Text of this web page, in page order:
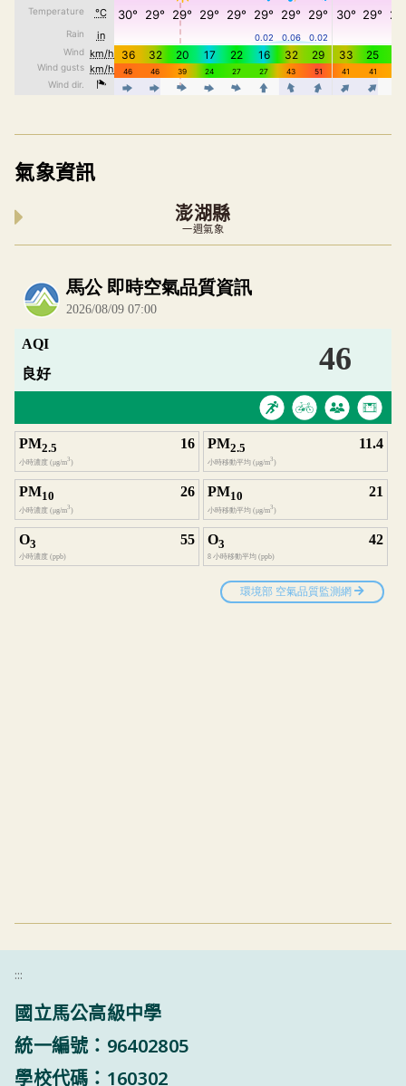
氣象資訊
澎湖縣
一週氣象
內嵌空氣品質小工具為視覺預覽，完整即時空
:::
國立馬公高級中學
統一編號：96402805
學校代碼：160302